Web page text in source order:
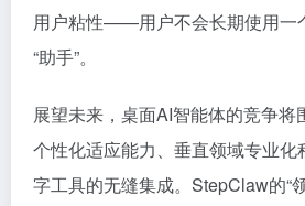
用户粘性——用户不会长期使用一
“助手”。
展望未来，桌面AI智能体的竞争将
个性化适应能力、垂直领域专业化
字工具的无缝集成。StepClaw的“